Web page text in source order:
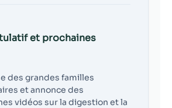
et prochaines
des grandes familles
et annonce des
vidéos sur la digestion et la